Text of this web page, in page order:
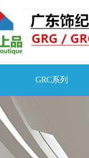
GRC系列